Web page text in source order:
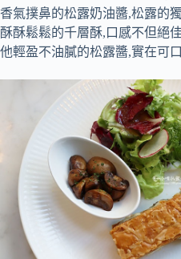
香氣撲鼻的松露奶油醬,松露的
酥酥鬆鬆的千層酥,口感不但絕
他輕盈不油膩的松露醬,實在可